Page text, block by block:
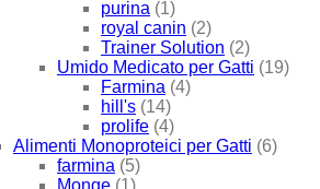
purina (1)
royal canin (2)
Trainer Solution (2)
Umido Medicato per Gatti (19)
Farmina (4)
hill's (14)
prolife (4)
Alimenti Monoproteici per Gatti (6)
farmina (5)
Monge (1)